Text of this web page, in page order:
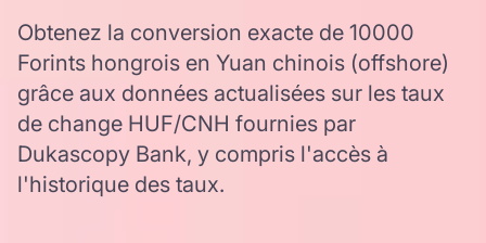
Obtenez la conversion exacte de 10000
Forints hongrois en Yuan chinois (offshore)
grâce aux données actualisées sur les taux
de change HUF/CNH fournies par
Dukascopy Bank, y compris l'accès à
l'historique des taux.